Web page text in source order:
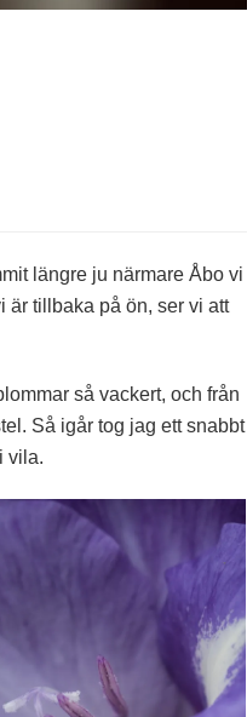
längre ju närmare Åbo vi
är tillbaka på ön, ser vi att
så vackert, och från
Så igår tog jag ett snabbt
vila.